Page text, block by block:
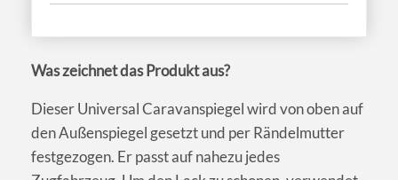
Was zeichnet das Produkt aus?
Dieser Universal Caravanspiegel wird von oben auf
den Außenspiegel gesetzt und per Rändelmutter
festgezogen. Er passt auf nahezu jedes